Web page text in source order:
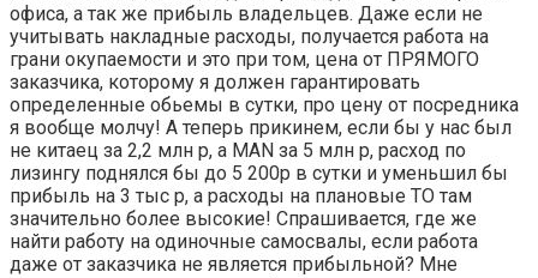
офиса, а так же прибыль владельцев. Даже если не
учитывать накладные расходы, получается работа на
грани окупаемости и это при том, цена от ПРЯМОГО
заказчика, которому я должен гарантировать
определенные обьемы в сутки, про цену от посредника
я вообще молчу! А теперь прикинем, если бы у нас был
не китаец за 2,2 млн р, а MAN за 5 млн р, расход по
лизингу поднялся бы до 5 200р в сутки и уменьшил бы
прибыль на 3 тыс р, а расходы на плановые ТО там
значительно более высокие! Спрашивается, где же
найти работу на одиночные самосвалы, если работа
даже от заказчика не является прибыльной? Мне